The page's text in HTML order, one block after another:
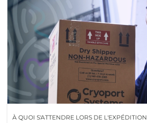
À QUOI S'ATTENDRE LORS DE L'EXPÉDITION